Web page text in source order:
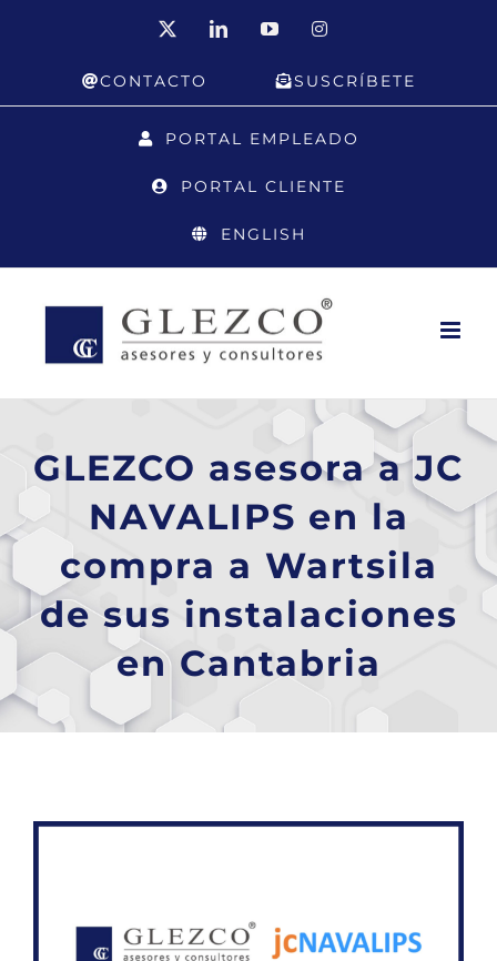
LinkedInYouTubeInstagram
CONTACTO SUSCRÍBETE
PORTAL EMPLEADO
PORTAL CLIENTE
ENGLISH
GLEZCO asesora a JC
NAVALIPS en la
compra a Wartsila
de sus instalaciones
en Cantabria